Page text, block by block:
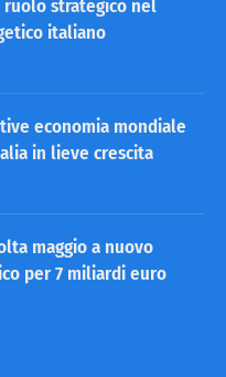
ruolo strategico nel
italiano
economia mondiale
in lieve crescita
maggio a nuovo
per 7 miliardi euro